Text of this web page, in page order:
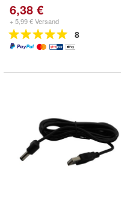
6,38 €
+ 5,99 € Versand
8